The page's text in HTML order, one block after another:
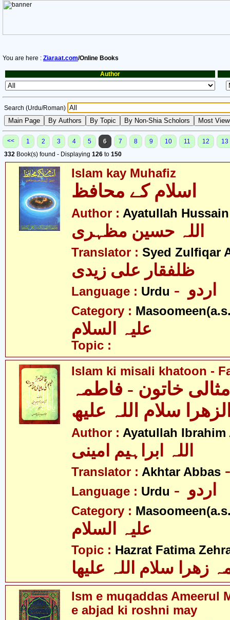
You are here : Ziaraat.com/Online Books
Author
Search (Urdu/Roman)
<< 1 2 3 4 5 6 7 8 9 10 11 12
13
332 Book(s) found - Displaying 126 to 150
Islam kay Muhafiz
Author : Ayatullah
اللہ حسین مظہری
Translator : Syed Zulfiqar
Language : Urdu
Category :
Topic :
Islam ki misali khatoon -
خاتون - فاطمہ
سلام اللہ علیھ
Author : Ayatullah Ibrahim
اللہ ابراہیم امینی
Translator : Akhtar Abbas
Language : Urdu
Category :
Topic : Hazrat Fatima
زھرا سلام اللہ علیھا
Ism e muqaddas Ameerul
e abjad ki roshni may